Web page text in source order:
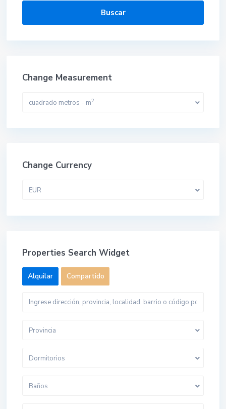
Buscar
Change Measurement
cuadrado metros - m2
Change Currency
EUR
Properties Search Widget
Alquilar Compartido
Provincia
Dormitorios
Baños